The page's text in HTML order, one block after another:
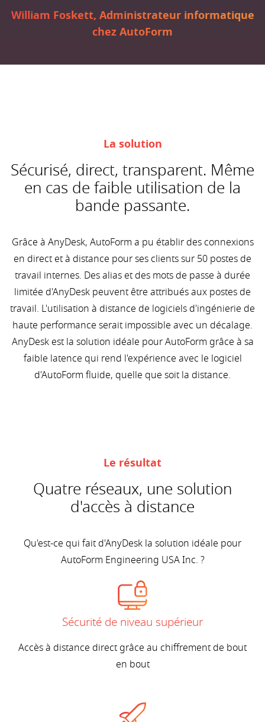
William Foskett, Administrateur informatique
chez AutoForm
La solution
Sécurisé, direct, transparent. Même
en cas de faible utilisation de la
bande passante.
Grâce à AnyDesk, AutoForm a pu établir des connexions
en direct et à distance pour ses clients sur 50 postes de
travail internes. Des alias et des mots de passe à durée
limitée d'AnyDesk peuvent être attribués aux postes de
travail. L'utilisation à distance de logiciels d'ingénierie de
haute performance serait impossible avec un décalage.
AnyDesk est la solution idéale pour AutoForm grâce à sa
faible latence qui rend l'expérience avec le logiciel
d'AutoForm fluide, quelle que soit la distance.
Le résultat
Quatre réseaux, une solution
d'accès à distance
Qu'est-ce qui fait d'AnyDesk la solution idéale pour
AutoForm Engineering USA Inc. ?
Sécurité de niveau supérieur
Accès à distance direct grâce au chiffrement de bout
en bout